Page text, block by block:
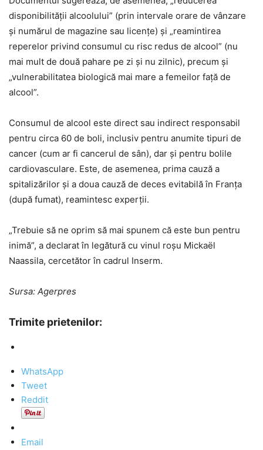
disponibilităţii alcoolului” (prin intervale orare de vânzare
şi numărul de magazine sau licenţe) şi „reamintirea
reperelor privind consumul cu risc redus de alcool” (nu
mai mult de două pahare pe zi şi nu zilnic), precum şi
„vulnerabilitatea biologică mai mare a femeilor faţă de
alcool”.
Consumul de alcool este direct sau indirect responsabil
pentru circa 60 de boli, inclusiv pentru anumite tipuri de
cancer (cum ar fi cancerul de sân), dar şi pentru bolile
cardiovasculare. Este, de asemenea, prima cauză a
spitalizărilor şi a doua cauză de deces evitabilă în Franţa
(după fumat), reamintesc experţii.
„Trebuie să ne oprim să mai spunem că este bun pentru
inimă”, a declarat în legătură cu vinul roşu Mickaël
Naassila, cercetător în cadrul Inserm.
Sursa: Agerpres
Trimite prietenilor:
WhatsApp
Tweet
Reddit
Email